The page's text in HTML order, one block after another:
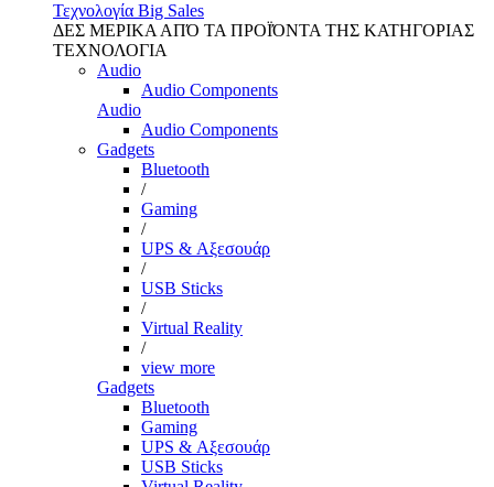
Τεχνολογία Big Sales
ΔΕΣ ΜΕΡΙΚΑ ΑΠΌ ΤΑ ΠΡΟΪΌΝΤΑ ΤΗΣ ΚΑΤΗΓΟΡΙΑΣ
ΤΕΧΝΟΛΟΓΙΑ
Audio
Audio Components
Audio
Audio Components
Gadgets
Bluetooth
/
Gaming
/
UPS & Αξεσουάρ
/
USB Sticks
/
Virtual Reality
/
view more
Gadgets
Bluetooth
Gaming
UPS & Αξεσουάρ
USB Sticks